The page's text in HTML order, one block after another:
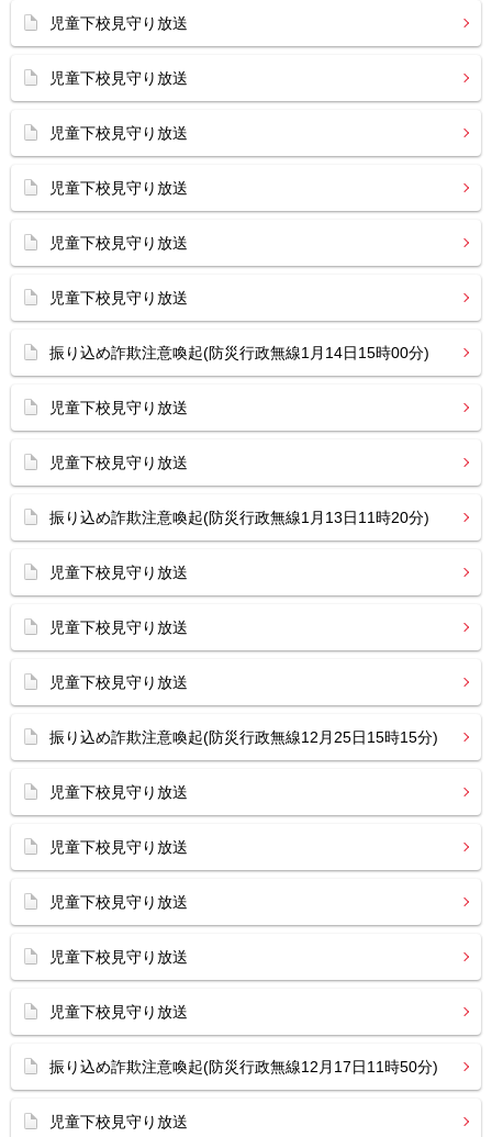
児童下校見守り放送
児童下校見守り放送
児童下校見守り放送
児童下校見守り放送
児童下校見守り放送
児童下校見守り放送
振り込め詐欺注意喚起(防災行政無線1月14日15時00分)
児童下校見守り放送
児童下校見守り放送
振り込め詐欺注意喚起(防災行政無線1月13日11時20分)
児童下校見守り放送
児童下校見守り放送
児童下校見守り放送
振り込め詐欺注意喚起(防災行政無線12月25日15時15分)
児童下校見守り放送
児童下校見守り放送
児童下校見守り放送
児童下校見守り放送
児童下校見守り放送
振り込め詐欺注意喚起(防災行政無線12月17日11時50分)
児童下校見守り放送